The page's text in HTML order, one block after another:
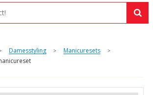
Damesstyling > Manicuresets >